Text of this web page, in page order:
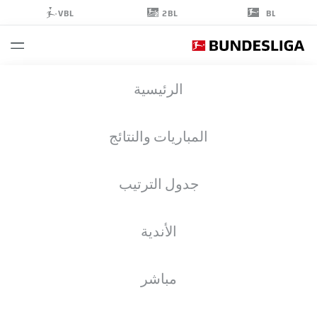
BL
2BL
VBL
الرئيسية
المباريات والنتائج
جدول الترتيب
الأندية
مباشر